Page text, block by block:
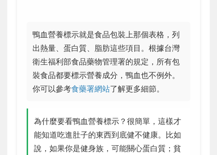
鴨血營養標示就是食品包裝上那個表格，列
出熱量、蛋白質、脂肪這些項目。根據台灣
衛生福利部食品藥物管理署的規定，所有包
裝食品都要標示營養成分，鴨血也不例外。
你可以參考食藥署網站了解更多細節。
為什麼要看鴨血營養標示？很簡單，這樣才
能知道吃進肚子的東西到底健不健康。比如
說，如果你是健身族，可能關心蛋白質；貧